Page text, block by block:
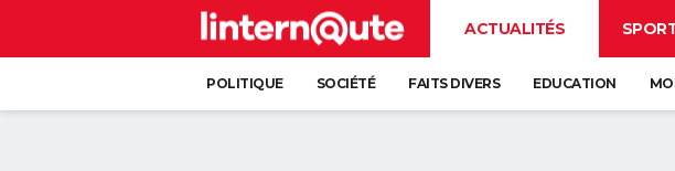
ACTUALITÉS
POLITIQUE SOCIÉTÉ FAITS DIVERS EDUCATION